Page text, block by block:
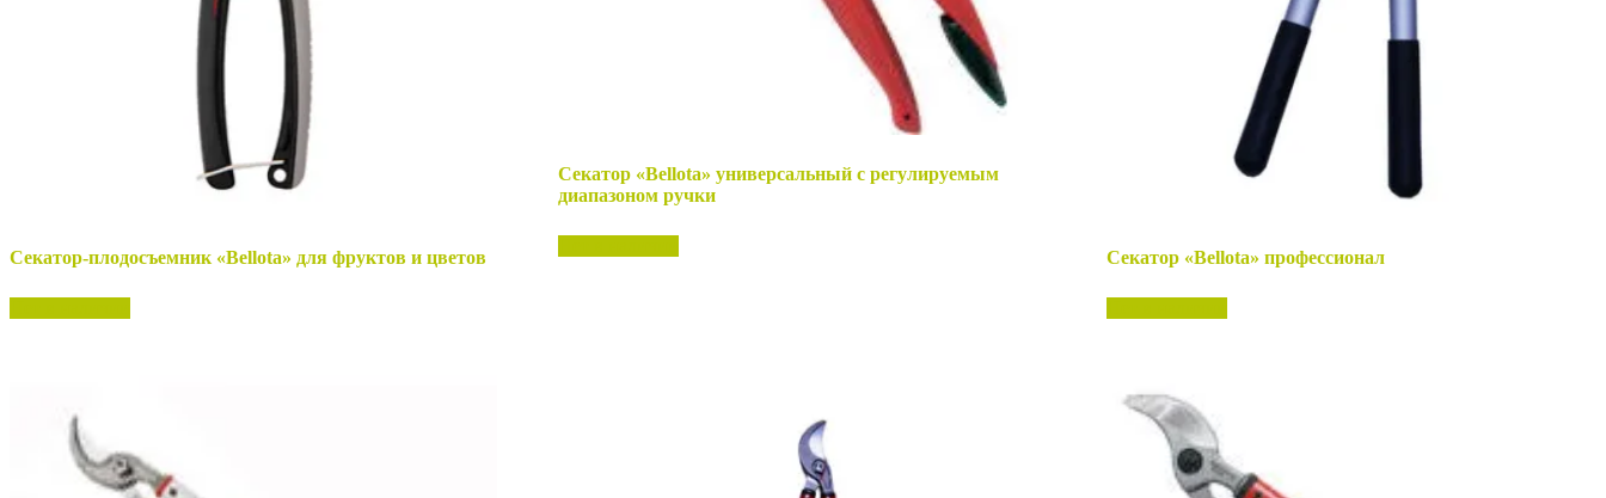
Секатор-плодосъемник «Bellota» для фруктов и цветов
Секатор «Bellota» универсальный с регулируемым
диапазоном ручки
Секатор «Bellota» профессионал